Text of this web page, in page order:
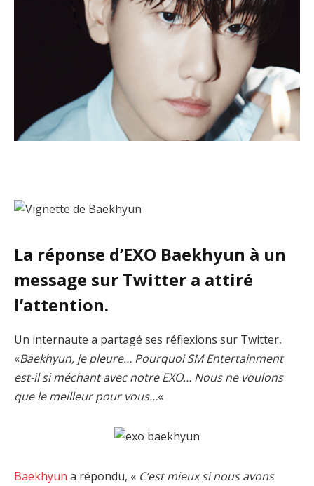
La réponse d’EXO Baekhyun à un
message sur Twitter a attiré
l’attention.
Un internaute a partagé ses réflexions sur Twitter,
«Baekhyun, je pleure… Pourquoi SM Entertainment
est-il si méchant avec notre EXO… Nous ne voulons
que le meilleur pour vous…«
Baekhyun a répondu, « C’est mieux si nous avons